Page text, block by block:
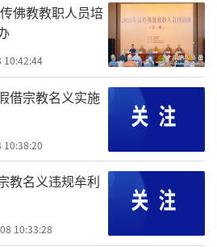
佛教教职人员培
10:42:44
借宗教名义实施
10:38:20
教名义违规牟利
10:33:28